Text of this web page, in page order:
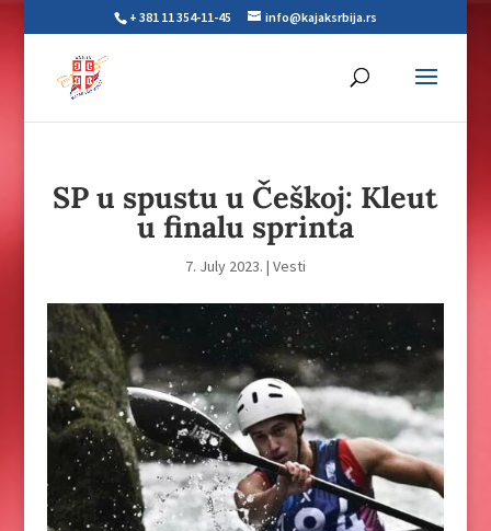
+ 381 11 354-11-45 info@kajaksrbija.rs
SP u spustu u Češkoj: Kleut
u finalu sprinta
7. July 2023. | Vesti